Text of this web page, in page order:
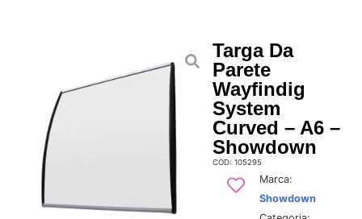
Targa Da
Parete
Wayfindig
System
Curved – A6 –
Showdown
COD: 105295
Marca:
Showdown